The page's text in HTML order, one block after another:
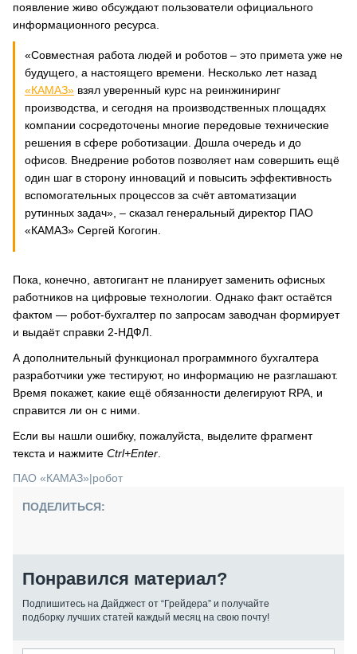
появление живо обсуждают пользователи официального
информационного ресурса.
«Совместная работа людей и роботов – это примета уже не
будущего, а настоящего времени. Несколько лет назад
«КАМАЗ» взял уверенный курс на реинжиниринг
производства, и сегодня на производственных площадях
компании сосредоточены многие передовые технические
решения в сфере роботизации. Дошла очередь и до
офисов. Внедрение роботов позволяет нам совершить ещё
один шаг в сторону инноваций и повысить эффективность
вспомогательных процессов за счёт автоматизации
рутинных задач», – сказал генеральный директор ПАО
«КАМАЗ» Сергей Когогин.
Пока, конечно, автогигант не планирует заменить офисных
работников на цифровые технологии. Однако факт остаётся
фактом — робот-бухгалтер по запросам заводчан формирует
и выдаёт справки 2-НДФЛ.
А дополнительный функционал программного бухгалтера
разработчики уже тестируют, но информацию не разглашают.
Время покажет, какие ещё обязанности делегируют RPA, и
справится ли он с ними.
Если вы нашли ошибку, пожалуйста, выделите фрагмент
текста и нажмите Ctrl+Enter
ПАО «КАМАЗ»|робот
ПОДЕЛИТЬСЯ:
Понравился материал?
Подпишитесь на Дайджест от “Грейдера” и получайте
подборку лучших статей каждый месяц на свою почту!